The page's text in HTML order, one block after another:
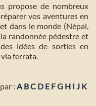
propose de nombreux
vos aventures en
dans le monde (Népal,
randonnée pédestre et
idées de sorties en
ferrata.
: A BC D E FG H I J K